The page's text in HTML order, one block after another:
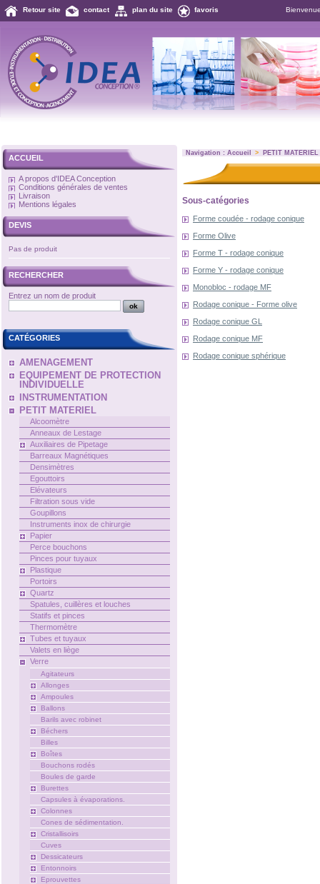
Retour site contact plan du site favoris
ACCUEIL
A propos d'IDEA Conception
Conditions générales de ventes
Livraison
Mentions légales
DEVIS
Pas de produit
RECHERCHER
Entrez un nom de produit
CATÉGORIES
AMENAGEMENT
EQUIPEMENT DE PROTECTION
INDIVIDUELLE
INSTRUMENTATION
PETIT MATERIEL
Alcoomètre
Anneaux de Lestage
Auxiliaires de Pipetage
Barreaux Magnétiques
Densimètres
Egouttoirs
Elévateurs
Filtration sous vide
Goupillons
Instruments inox de chirurgie
Papier
Perce bouchons
Pinces pour tuyaux
Plastique
Portoirs
Quartz
Spatules, cuillères et louches
Statifs et pinces
Thermomètre
Tubes et tuyaux
Valets en liège
Verre
Agitateurs
Allonges
Ampoules
Ballons
Barils avec robinet
Béchers
Billes
Boîtes
Bouchons rodés
Boules de garde
Burettes
Capsules à évaporations.
Colonnes
Cones de sédimentation.
Cristallisoirs
Cuves
Dessicateurs
Entonnoirs
Eprouvettes
Navigation : Accueil > PETIT MATERIEL
Sous-catégories
Forme coudée - rodage conique
Forme Olive
Forme T - rodage conique
Forme Y - rodage conique
Monobloc - rodage MF
Rodage conique - Forme olive
Rodage conique GL
Rodage conique MF
Rodage conique sphérique